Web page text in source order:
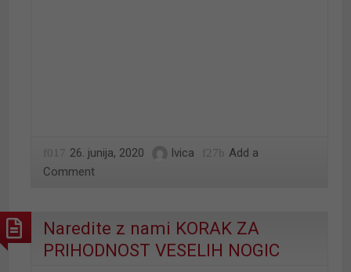
26. junija, 2020 Ivica
Add a
Comment
Naredite z nami KORAK ZA
PRIHODNOST VESELIH NOGIC